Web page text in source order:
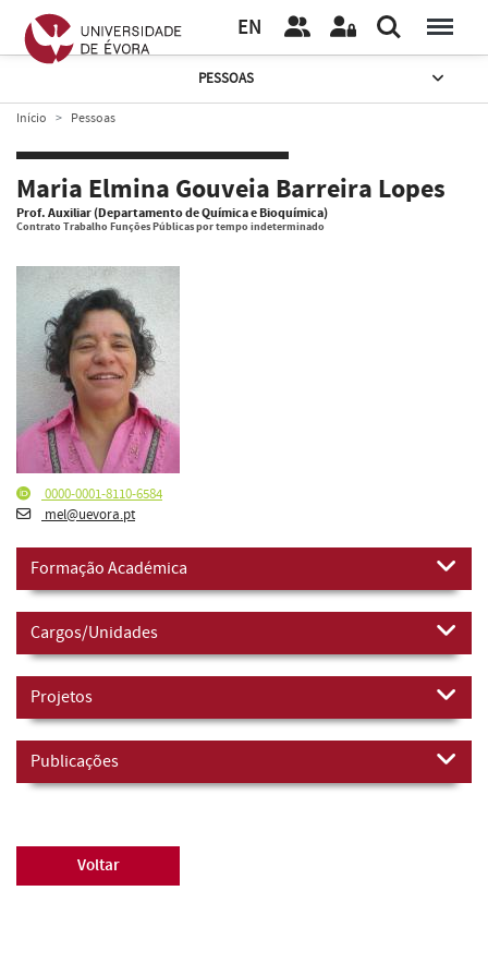
EN
PESSOAS
Início Pessoas
Maria Elmina Gouveia Barreira Lopes
Prof. Auxiliar (Departamento de Química e Bioquímica)
Contrato Trabalho Funções Públicas por tempo indeterminado
0000-0001-8110-6584
mel@uevora.pt
Formação Académica
Cargos/Unidades
Projetos
Publicações
Voltar